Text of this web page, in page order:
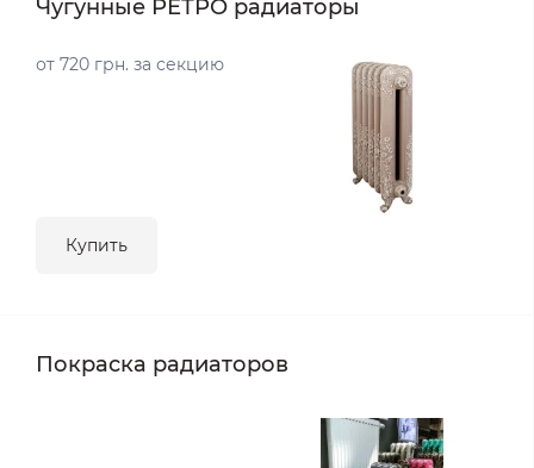
Чугунные РЕТРО радиаторы
от 720 грн. за секцию
Купить
Покраска радиаторов